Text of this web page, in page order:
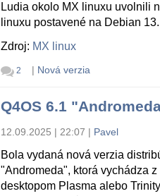
Ludia okolo MX linuxu uvolnili
linuxu postavené na Debian 13.
Zdroj: MX linux
2 | Nová verzia
Q4OS 6.1
12.09.2025 | 22:07 | Pavel
Bola vydaná nová verzia
"Andromeda", ktorá vychádza
desktopom Plasma alebo